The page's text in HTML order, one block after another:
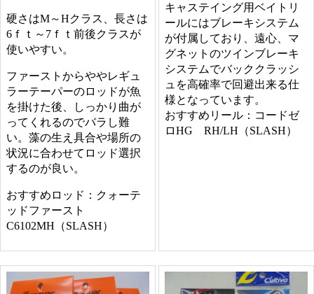
硬さはM～Hクラス、長さは
6ｆｔ～7ｆｔ前後クラスが
使いやすい。
ファーストからややレギュ
ラーテーパーのロッドが魚
を掛けた後、しっかり曲が
ってくれるのでバラし難
い。藻の生え具合や場所の
状況に合わせてロッド選択
するのが良い。
おすすめロッド：クォーテ
ッドファースト
C6102MH（SLASH）
キャステイング用ベイトリ
ールにはブレーキシステム
が付属しており、遠心、マ
グネットのツインブレーキ
システムでバッククラッシ
ュを高確率で回避出来る仕
様となっています。
おすすめリール：コードゼ
ロHG RH/LH（SLASH）